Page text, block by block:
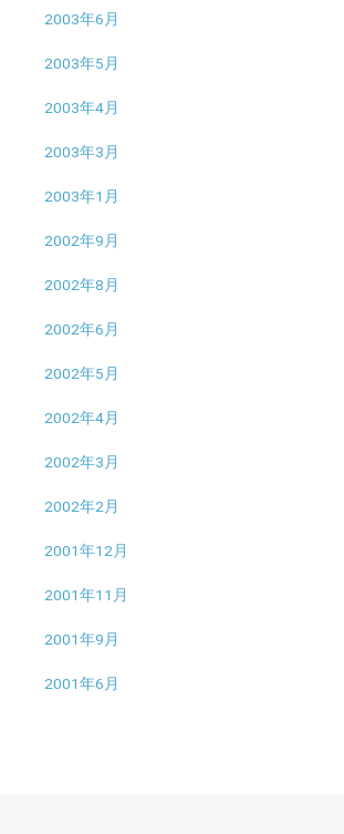
2003年6月
2003年5月
2003年4月
2003年3月
2003年1月
2002年9月
2002年8月
2002年6月
2002年5月
2002年4月
2002年3月
2002年2月
2001年12月
2001年11月
2001年9月
2001年6月